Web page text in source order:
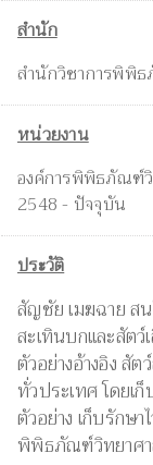
สำนัก
สำนักวิชาการพิพิ
หน่วยงาน
องค์การพิพิธภัณฑ์
2548 - ปัจจุบัน
ประวัติ
สัญชัย เมฆฉาย ส
สะเทินบกและสัตว์
ตัวอย่างอ้างอิง สั
ทั่วประเทศ โดยเ
ตัวอย่าง เก็บรักษ
พิพิธภัณฑ์วิทยาศ